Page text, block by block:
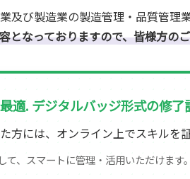
及び製造業の製造管理・品質管理
となっておりますので、皆様方の
適. デジタルバッジ形式の修了
方には、オンライン上でスキルを
、スマートに管理・活用いただけます。